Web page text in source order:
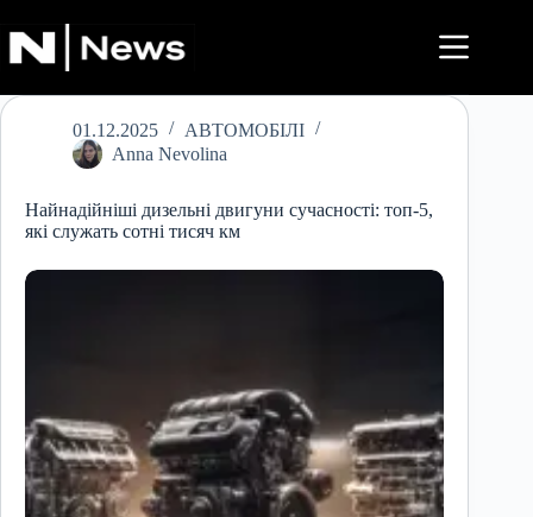
до
вмісту
01.12.2025
АВТОМОБІЛІ
Anna Nevolina
Найнадійніші дизельні двигуни сучасності: топ-5,
які служать сотні тисяч км